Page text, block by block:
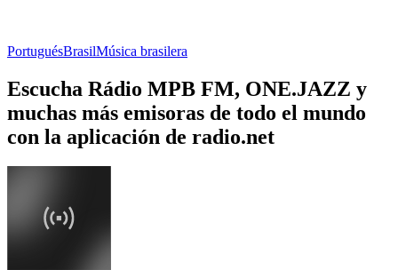
PortuguésBrasilMúsica brasilera
Escucha Rádio MPB FM, ONE.JAZZ y
muchas más emisoras de todo el mundo
con la aplicación de radio.net